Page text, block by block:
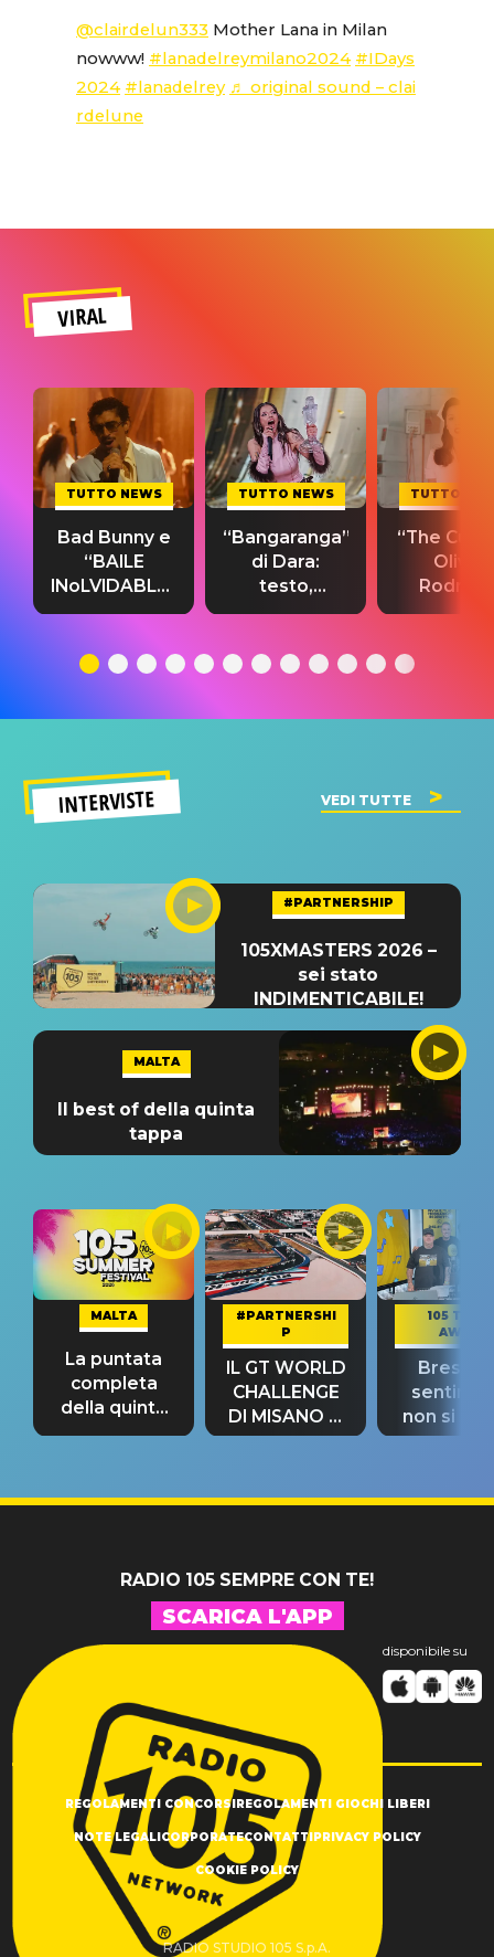
@clairdelun333 Mother Lana in Milan
nowww! #lanadelreymilano2024 #IDays
2024 #lanadelrey ♬ original sound – clai
rdelune
VIRAL
TUTTO NEWS
Bad Bunny e
“BAILE
INoLVIDABLE”:
testo,
significato
TUTTO NEWS
“Bangaranga”
di Dara:
testo,
traduzione e
del singolo
TUTTO
“The
Olivia
testo,
INTERVISTE VEDI TUTTE
#PARTNERSHIP
105XMASTERS 2026 –
sei stato
INDIMENTICABILE!
MALTA
Il best of della quinta
tappa
MALTA
La puntata
completa
della quinta
tappa
#PARTNERSHI
P
IL GT WORLD
CHALLENGE
DI MISANO si
riconferma
105 TAKE
AWAY
Bresh:
non si
fino alla
RADIO 105 SEMPRE CON TE!
SCARICA L'APP
disponibile su
REGOLAMENTI CONCORSI REGOLAMENTI GIOCHI LIBERI
NOTE LEGALI CORPORATECONTATTI PRIVACY POLICY
COOKIE POLICY
RADIO STUDIO 105 S.p.A.